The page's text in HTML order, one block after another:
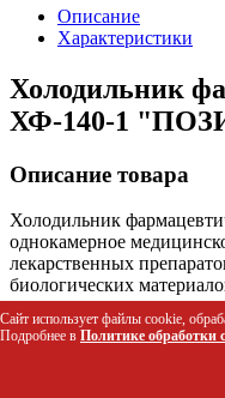
Описание
Характеристики
Холодильник
ХФ-140-1
Описание товара
Холодильник
однокамерное
лекарственных
биологических
поддержание
соответствует
веществ. Решает
Сайт использует файлы cookie,
Подробнее в Политике обработки